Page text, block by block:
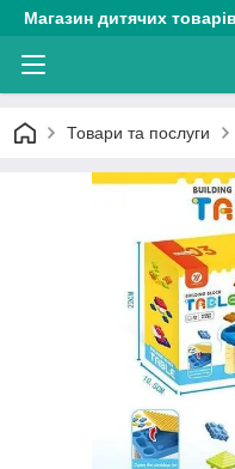
Магазин дитячих
Товари та послуги